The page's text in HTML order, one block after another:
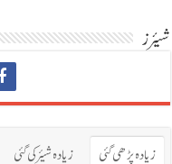
شیئرز
زیادہ پڑھی گئی زیادہ شیئر کی گئی